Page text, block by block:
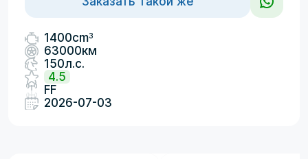
1400cm3
63000км
150л.с.
4.5
FF
2026-07-03